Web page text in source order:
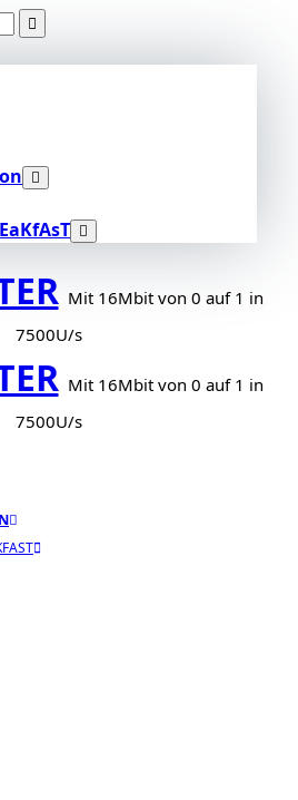
Mit 16Mbit von 0 auf 1 in
7500U/s
Mit 16Mbit von 0 auf 1 in
7500U/s